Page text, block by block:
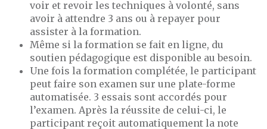
voir et revoir les techniques à volonté, sans
avoir à attendre 3 ans ou à repayer pour
assister à la formation.
Même si la formation se fait en ligne, du
soutien pédagogique est disponible au besoin.
Une fois la formation complétée, le participant
peut faire son examen sur une plate-forme
automatisée. 3 essais sont accordés pour
l’examen. Après la réussite de celui-ci, le
participant reçoit automatiquement la note